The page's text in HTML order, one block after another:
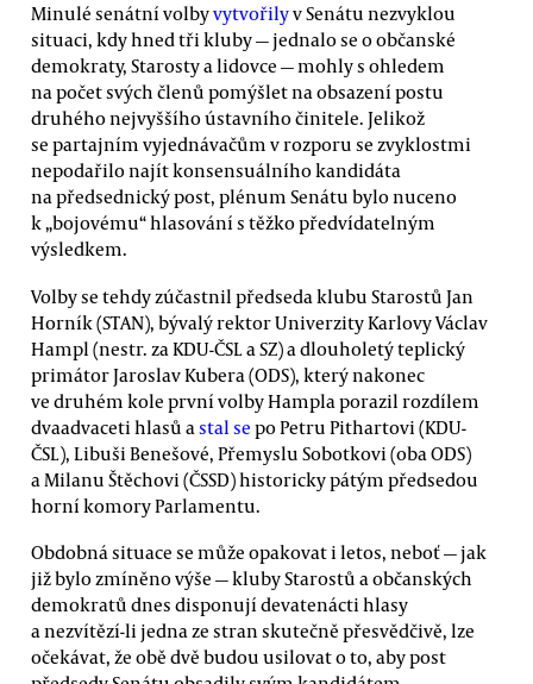
Minulé senátní volbyvytvořilyv Senátu nezvyklou
situaci, kdy hned tři kluby — jednalo se o občanské
demokraty, Starosty a lidovce — mohly s ohledem
na počet svých členů pomýšlet na obsazení postu
druhého nejvyššího ústavního činitele. Jelikož
se partajním vyjednávačům v rozporu se zvyklostmi
nepodařilo najít konsensuálního kandidáta
na předsednický post, plénum Senátu bylo nuceno
k „bojovému“ hlasování s těžko předvídatelným
výsledkem.
Volby se tehdy zúčastnil předseda klubu Starostů Jan
Horník (STAN), bývalý rektor Univerzity Karlovy Václav
Hampl (nestr. za KDU-ČSL a SZ) a dlouholetý teplický
primátor Jaroslav Kubera (ODS), který nakonec
ve druhém kole první volby Hampla porazil rozdílem
dvaadvaceti hlasů a stal se po Petru Pithartovi (KDU-
ČSL), Libuši Benešové, Přemyslu Sobotkovi (oba ODS)
a Milanu Štěchovi (ČSSD) historicky pátým předsedou
horní komory Parlamentu.
Obdobná situace se může opakovat i letos, neboť — jak
již bylo zmíněno výše — kluby Starostů a občanských
demokratů dnes disponují devatenácti hlasy
a nezvítězí-li jedna ze stran skutečně přesvědčivě, lze
očekávat, že obě dvě budou usilovat o to, aby post